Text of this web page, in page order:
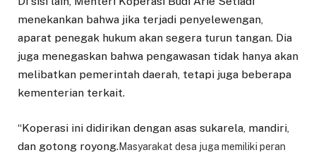
menekankan bahwa jika terjadi penyelewengan,
aparat penegak hukum akan segera turun tangan. Dia
juga menegaskan bahwa pengawasan tidak hanya akan
melibatkan pemerintah daerah, tetapi juga beberapa
kementerian terkait.
“Koperasi ini didirikan dengan asas sukarela, mandiri,
dan gotong royong.Masyarakat desa juga memiliki peran